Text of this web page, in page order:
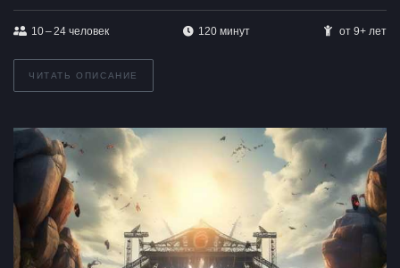
10 – 24 человек 120 минут от 9+ лет
ЧИТАТЬ ОПИСАНИЕ